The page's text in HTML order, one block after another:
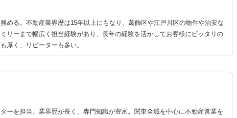
める。不動産業界歴は15年以上にもなり、葛飾区や江戸川区の物件や治安な
リーまで幅広く担当経験があり、長年の経験を活かしてお客様にピッタリの
厚く、リピーターも多い。
ーを担当。業界歴が長く、専門知識が豊富。関東全域を中心に不動産営業を